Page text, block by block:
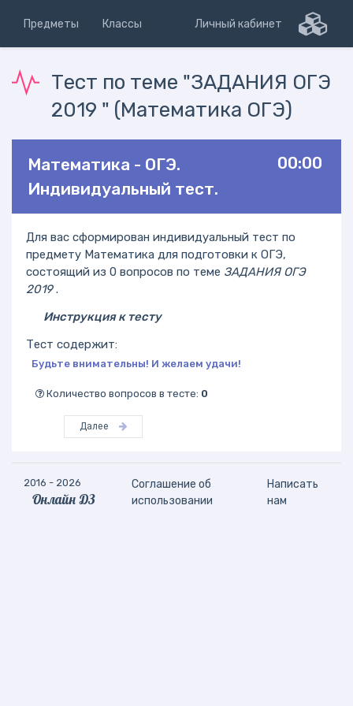
Предметы Классы Личный кабинет
Тест по теме "ЗАДАНИЯ ОГЭ
2019 " (Математика ОГЭ)
00:00
Математика - ОГЭ.
Индивидуальный тест.
Для вас сформирован индивидуальный тест по
предмету Математика для подготовки к ОГЭ,
состоящий из 0 вопросов по теме ЗАДАНИЯ ОГЭ
2019.
Инструкция к тесту
Тест содержит:
Будьте внимательны! И желаем удачи!
Количество вопросов в тесте: 0
Далее
2016 - 2026
Онлайн ДЗ
Соглашение об
использовании
Написать
нам